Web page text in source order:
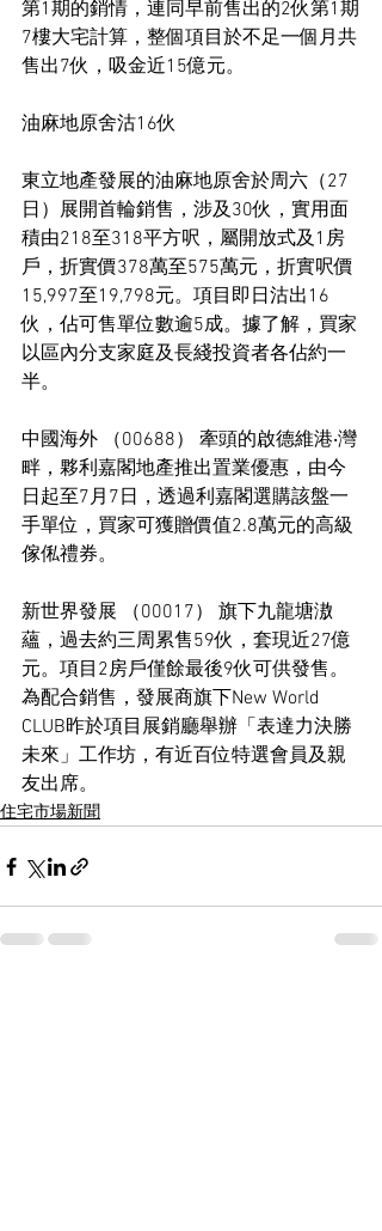
第1期的銷情，連同早前售出的2伙第1期
7樓大宅計算，整個項目於不足一個月共
售出7伙，吸金近15億元。
油麻地原舍沽16伙
東立地產發展的油麻地原舍於周六（27
日）展開首輪銷售，涉及30伙，實用面
積由218至318平方呎，屬開放式及1房
戶，折實價378萬至575萬元，折實呎價
15,997至19,798元。項目即日沽出16
伙，佔可售單位數逾5成。據了解，買家
以區內分支家庭及長綫投資者各佔約一
半。
中國海外 （00688） 牽頭的啟德維港‧灣
畔，夥利嘉閣地產推出置業優惠，由今
日起至7月7日，透過利嘉閣選購該盤一
手單位，買家可獲贈價值2.8萬元的高級
傢俬禮券。
新世界發展 （00017） 旗下九龍塘滶
蘊，過去約三周累售59伙，套現近27億
元。項目2房戶僅餘最後9伙可供發售。
為配合銷售，發展商旗下New World
CLUB昨於項目展銷廳舉辦「表達力決勝
未來」工作坊，有近百位特選會員及親
友出席。
住宅市場新聞